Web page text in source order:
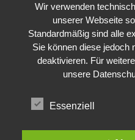
Wir verwenden
unserer Webseite
Standardmäßig sind alle
Sie können diese jedoch
deaktivieren. Für
unsere
Essenziell